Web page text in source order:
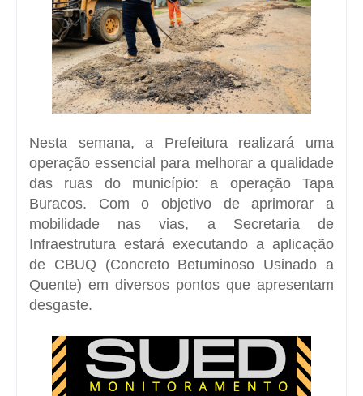
Nesta semana, a Prefeitura realizará uma
operação essencial para melhorar a qualidade
das ruas do município: a operação Tapa
Buracos. Com o objetivo de aprimorar a
mobilidade nas vias, a Secretaria de
Infraestrutura estará executando a aplicação
de CBUQ (Concreto Betuminoso Usinado a
Quente) em diversos pontos que apresentam
desgaste.